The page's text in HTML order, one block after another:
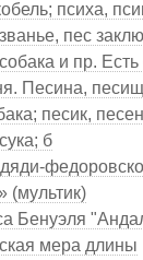
психа,
пес
и пр.
Песина,
песик,
б
(мультик)
Бенуэля
мера длины